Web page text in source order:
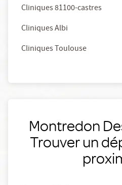
Cliniques 81100-castres
Cliniques Albi
Cliniques Toulouse
Montredon
Trouver un